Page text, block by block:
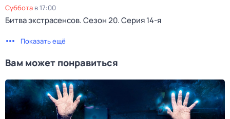
суббота в17:00
Битва экстрасенсов. Сезон 20. Серия 14-я
Показать ещё
Вам может понравиться